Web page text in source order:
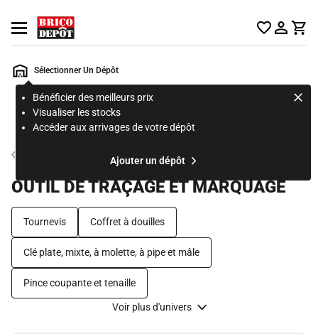
Ouvrir le menu
Sélectionner Un Dépôt
Bénéficier des meilleurs prix
Visualiser les stocks
Accéder aux arrivages de votre dépôt
Ajouter un dépôt
Rechercher
page
OUTIL DE TRAÇAGE ET MARQUAGE
Tournevis Coffret à douilles
Clé plate, mixte, à molette, à pipe et mâle
Pince coupante et tenaille
Voir plus d'univers